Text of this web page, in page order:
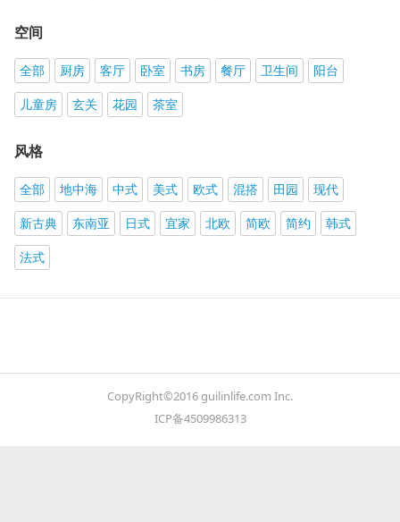
空间
全部 厨房 客厅 卧室 书房 餐厅 卫生间
阳台
儿童房
玄关 花园 茶室
风格
全部 地中海 中式 美式 欧式 混搭 田园
现代
新古典
东南亚 日式 宜家 北欧 简欧 简约
韩式
法式
CopyRight©2016 guilinlife.com Inc.
ICP备4509986313